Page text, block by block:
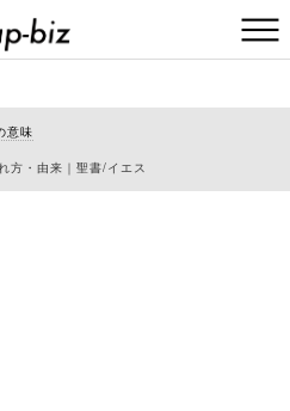
意味
方・由来｜聖書/イエス